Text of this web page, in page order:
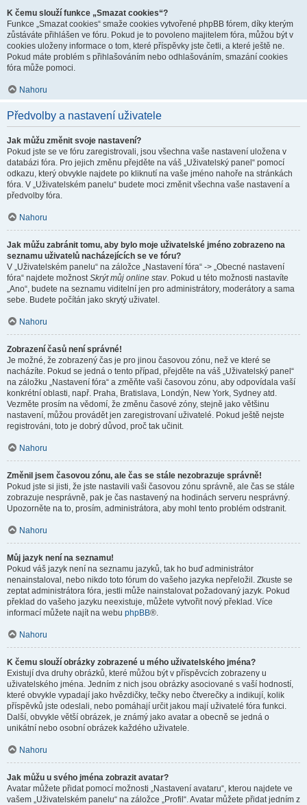
K čemu slouží funkce „Smazat cookies“?
Funkce „Smazat cookies“ smaže cookies vytvořené phpBB fórem, díky kterým
zůstáváte přihlášen ve fóru. Pokud je to povoleno majitelem fóra, můžou být v
cookies uloženy informace o tom, které příspěvky jste četli, a které ještě ne.
Pokud máte problém s přihlašováním nebo odhlašováním, smazání cookies
fóra může pomoci.
Nahoru
Předvolby a nastavení uživatele
Jak můžu změnit svoje nastavení?
Pokud jste se ve fóru zaregistrovali, jsou všechna vaše nastavení uložena v
databázi fóra. Pro jejich změnu přejděte na váš „Uživatelský panel“ pomocí
odkazu, který obvykle najdete po kliknutí na vaše jméno nahoře na stránkách
fóra. V „Uživatelském panelu“ budete moci změnit všechna vaše nastavení a
předvolby fóra.
Nahoru
Jak můžu zabránit tomu, aby bylo moje uživatelské jméno zobrazeno na
seznamu uživatelů nacházejících se ve fóru?
V „Uživatelském panelu“ na záložce „Nastavení fóra“ -> „Obecné nastavení
fóra“ najdete možnostSkrýt můj online stav. Pokud u této možnosti nastavíte
„Ano“, budete na seznamu viditelní jen pro administrátory, moderátory a sama
sebe. Budete počítán jako skrytý uživatel.
Nahoru
Zobrazení časů není správné!
Je možné, že zobrazený čas je pro jinou časovou zónu, než ve které se
nacházíte. Pokud se jedná o tento případ, přejděte na váš „Uživatelský panel“
na záložku „Nastavení fóra“ a změňte vaši časovou zónu, aby odpovídala vaší
konkrétní oblasti, např. Praha, Bratislava, Londýn, New York, Sydney atd.
Vezměte prosím na vědomí, že změnu časové zóny, stejně jako většinu
nastavení, můžou provádět jen zaregistrovaní uživatelé. Pokud ještě nejste
registrováni, toto je dobrý důvod, proč tak učinit.
Nahoru
Změnil jsem časovou zónu, ale čas se stále nezobrazuje správně!
Pokud jste si jisti, že jste nastavili vaši časovou zónu správně, ale čas se stále
zobrazuje nesprávně, pak je čas nastavený na hodinách serveru nesprávný.
Upozorněte na to, prosím, administrátora, aby mohl tento problém odstranit.
Nahoru
Můj jazyk není na seznamu!
Pokud váš jazyk není na seznamu jazyků, tak ho buď administrátor
nenainstaloval, nebo nikdo toto fórum do vašeho jazyka nepřeložil. Zkuste se
zeptat administrátora fóra, jestli může nainstalovat požadovaný jazyk. Pokud
překlad do vašeho jazyku neexistuje, můžete vytvořit nový překlad. Více
informací můžete najít na webu phpBB®.
Nahoru
K čemu slouží obrázky zobrazené u mého uživatelského jména?
Existují dva druhy obrázků, které můžou být v příspěvcích zobrazeny u
uživatelského jména. Jedním z nich jsou obrázky asociované s vaší hodností,
které obvykle vypadají jako hvězdičky, tečky nebo čtverečky a indikují, kolik
příspěvků jste odeslali, nebo pomáhají určit jakou mají uživatelé fóra funkci.
Další, obvykle větší obrázek, je známý jako avatar a obecně se jedná o
unikátní nebo osobní obrázek každého uživatele.
Nahoru
Jak můžu u svého jména zobrazit avatar?
Avatar můžete přidat pomocí možnosti „Nastavení avataru“, kterou najdete ve
vašem „Uživatelském panelu“ na záložce „Profil“. Avatar můžete přidat jedním z